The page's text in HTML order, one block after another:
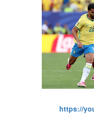
https://